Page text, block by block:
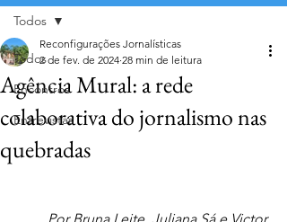
Todos
Encontros
Entrevistas
Todos
Agência Mural: a rede
colaborativa do jornalismo nas
quebradas
Reconfigurações Jornalísticas
2 de fev. de 2024 28 min de leitura